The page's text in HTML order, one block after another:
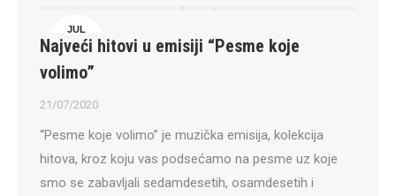
JUL
21
Najveći hitovi u emisiji “Pesme koje
volimo”
21/07/2020
“Pesme koje volimo” je muzička emisija, kolekcija
hitova, kroz koju vas podsećamo na pesme uz koje
smo se zabavljali sedamdesetih, osamdesetih i